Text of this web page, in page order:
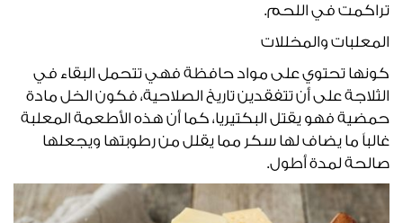
تراكمت في اللحم.
المعلبات والمخللات
كونها تحتوي على مواد حافظة فهي تتحمل البقاء في
الثلاجة على أن تتفقدين تاريخ الصلاحية، فكون الخل مادة
حمضية فهو يقتل البكتيريا، كما أن هذه الأطعمة المعلبة
غالباً ما يضاف لها سكر مما يقلل من رطوبتها ويجعلها
صالحة لمدة أطول.